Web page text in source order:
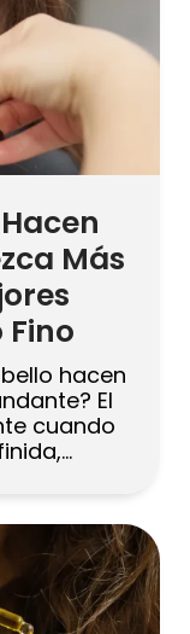
Más
Fino
hacen
El
cuando
bobs y
las
rostro y